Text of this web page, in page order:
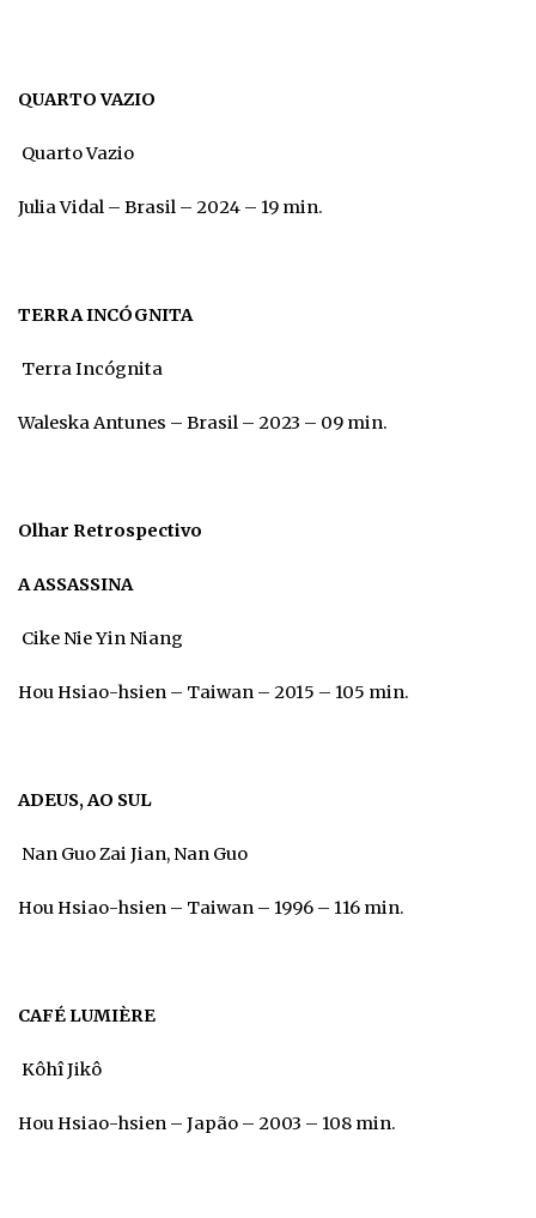
QUARTO VAZIO
Quarto Vazio
Julia Vidal – Brasil – 2024 – 19 min.
TERRA INCÓGNITA
Terra Incógnita
Waleska Antunes – Brasil – 2023 – 09 min.
Olhar Retrospectivo
A ASSASSINA
Cike Nie Yin Niang
Hou Hsiao-hsien – Taiwan – 2015 – 105 min.
ADEUS, AO SUL
Nan Guo Zai Jian, Nan Guo
Hou Hsiao-hsien – Taiwan – 1996 – 116 min.
CAFÉ LUMIÈRE
Kôhî Jikô
Hou Hsiao-hsien – Japão – 2003 – 108 min.